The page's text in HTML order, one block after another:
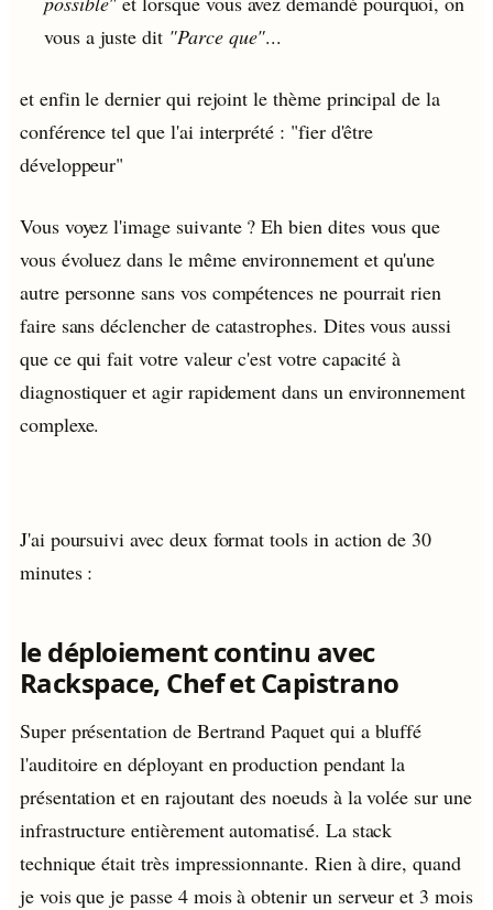
vous a juste dit "Parce que"...
et enfin le dernier qui rejoint le thème principal de la
conférence tel que l'ai interprété : "fier d'être
développeur"
Vous voyez l'image suivante ? Eh bien dites vous que
vous évoluez dans le même environnement et qu'une
autre personne sans vos compétences ne pourrait rien
faire sans déclencher de catastrophes. Dites vous aussi
que ce qui fait votre valeur c'est votre capacité à
diagnostiquer et agir rapidement dans un environnement
complexe.
J'ai poursuivi avec deux format tools in action de 30
minutes :
le déploiement continu avec
Rackspace, Chef et Capistrano
Super présentation de Bertrand Paquet qui a bluffé
l'auditoire en déployant en production pendant la
présentation et en rajoutant des noeuds à la volée sur une
infrastructure entièrement automatisé. La stack
technique était très impressionnante. Rien à dire, quand
je vois que je passe 4 mois à obtenir un serveur et 3 mois